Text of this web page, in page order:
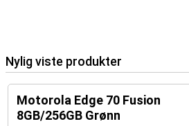
Nylig viste produkter
Motorola Edge 70 Fusion
8GB/256GB Grønn